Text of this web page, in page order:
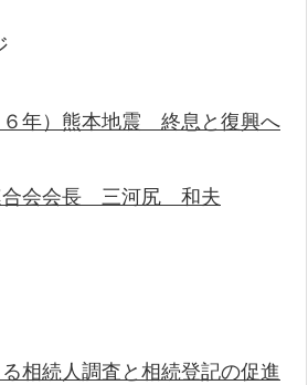
６年）熊本地震 終息と復興へ
合会会長 三河尻 和夫
相続人調査と相続登記の促進